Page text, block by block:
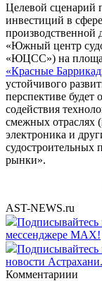
Целевой сценарий
инвестиций в
производственной
«Южный центр
«ЮЦСС») на
«Красные
устойчивого
перспективе будет
содействия
смежных отраслях
электроника и
судостроительных
рынки».
AST-NEWS.ru
мессенджере MAX!
Подписывайтесь
новости Астрахани.
Комментариии